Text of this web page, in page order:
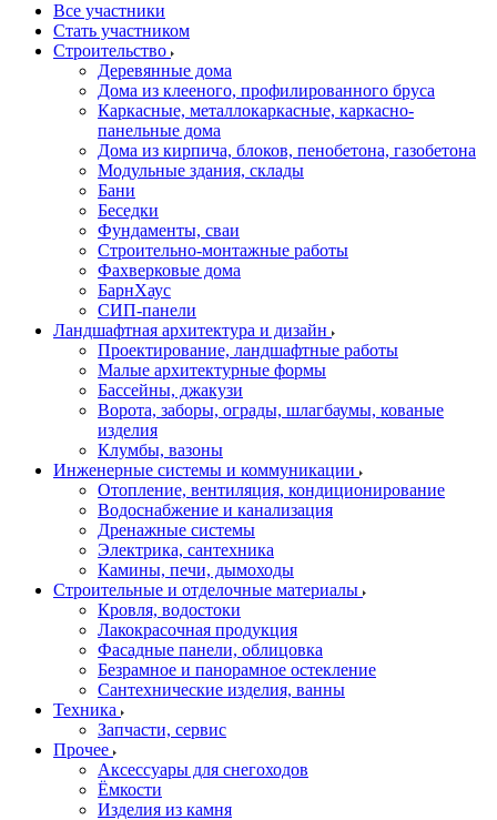
Все участники
Стать участником
Строительство
Деревянные дома
Дома из клееного, профилированного бруса
Каркасные, металлокаркасные, каркасно-
панельные дома
Дома из кирпича, блоков, пенобетона, газобетона
Модульные здания, склады
Бани
Беседки
Фундаменты, сваи
Строительно-монтажные работы
Фахверковые дома
БарнХаус
СИП-панели
Ландшафтная архитектура и дизайн
Проектирование, ландшафтные работы
Малые архитектурные формы
Бассейны, джакузи
Ворота, заборы, ограды, шлагбаумы, кованые
изделия
Клумбы, вазоны
Инженерные системы и коммуникации
Отопление, вентиляция, кондиционирование
Водоснабжение и канализация
Дренажные системы
Электрика, сантехника
Камины, печи, дымоходы
Строительные и отделочные материалы
Кровля, водостоки
Лакокрасочная продукция
Фасадные панели, облицовка
Безрамное и панорамное остекление
Сантехнические изделия, ванны
Техника
Запчасти, сервис
Прочее
Аксессуары для снегоходов
Ёмкости
Изделия из камня